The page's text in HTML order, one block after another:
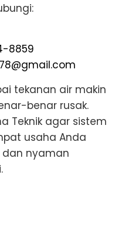
8859
tekanan air makin
benar rusak.
Teknik agar sistem
usaha Anda
dan nyaman